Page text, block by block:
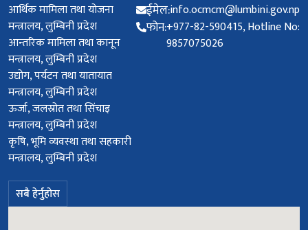
आर्थिक मामिला तथा योजना
मन्त्रालय, लुम्बिनी प्रदेश
आन्तरिक मामिला तथा कानून
मन्त्रालय, लुम्बिनी प्रदेश
उद्योग, पर्यटन तथा यातायात
मन्त्रालय, लुम्बिनी प्रदेश
ऊर्जा, जलस्रोत तथा सिंचाइ
मन्त्रालय, लुम्बिनी प्रदेश
कृषि, भूमि व्यवस्था तथा सहकारी
मन्त्रालय, लुम्बिनी प्रदेश
सबै हेर्नुहोस
ईमेल:info.ocmcm@lumbini.gov.np
फोन:+977-82-590415, Hotline No:
9857075026